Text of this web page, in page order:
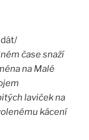
čase snaží
na Malé
laviček na
kácení